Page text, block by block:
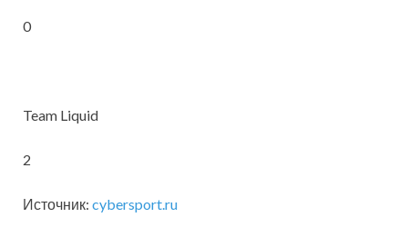
0
Team Liquid
2
Источник: cybersport.ru